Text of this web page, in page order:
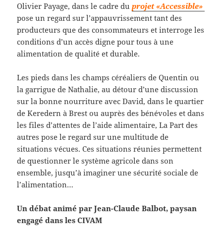
Olivier Payage, dans le cadre duprojet «Accessible»
pose un regard sur l’appauvrissement tant des
producteurs que des consommateurs et interroge les
conditions d’un accès digne pour tous à une
alimentation de qualité et durable.
Les pieds dans les champs céréaliers de Quentin ou
la garrigue de Nathalie, au détour d’une discussion
sur la bonne nourriture avec David, dans le quartier
de Keredern à Brest ou auprès des bénévoles et dans
les files d’attentes de l’aide alimentaire, La Part des
autres pose le regard sur une multitude de
situations vécues. Ces situations réunies permettent
de questionner le système agricole dans son
ensemble, jusqu’à imaginer une sécurité sociale de
l’alimentation…
Un débat animé par Jean-Claude Balbot, paysan
engagé dans les CIVAM